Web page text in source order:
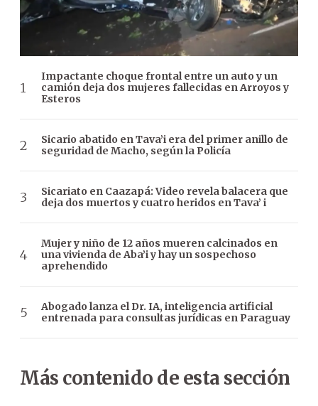
Impactante choque frontal entre un auto y un
camión deja dos mujeres fallecidas en Arroyos y
Esteros
Sicario abatido en Tava’i era del primer anillo de
seguridad de Macho, según la Policía
Sicariato en Caazapá: Video revela balacera que
deja dos muertos y cuatro heridos en Tava’ i
Mujer y niño de 12 años mueren calcinados en
una vivienda de Aba’i y hay un sospechoso
aprehendido
Abogado lanza el Dr. IA, inteligencia artificial
entrenada para consultas jurídicas en Paraguay
Más contenido de esta sección